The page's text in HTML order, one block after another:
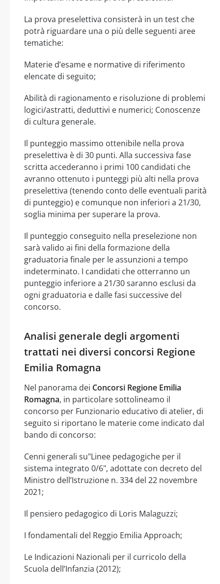
La prova preselettiva consisterà in un test che
potrà riguardare una o più delle seguenti aree
tematiche:
Materie d’esame e normative di riferimento
elencate di seguito;
Abilità di ragionamento e risoluzione di problemi
logici/astratti, deduttivi e numerici; Conoscenze
di cultura generale.
Il punteggio massimo ottenibile nella prova
preselettiva è di 30 punti. Alla successiva fase
scritta accederanno i primi 100 candidati che
avranno ottenuto i punteggi più alti nella prova
preselettiva (tenendo conto delle eventuali parità
di punteggio) e comunque non inferiori a 21/30,
soglia minima per superare la prova.
Il punteggio conseguito nella preselezione non
sarà valido ai fini della formazione della
graduatoria finale per le assunzioni a tempo
indeterminato. I candidati che otterranno un
punteggio inferiore a 21/30 saranno esclusi da
ogni graduatoria e dalle fasi successive del
concorso.
Analisi generale degli argomenti
trattati nei diversi concorsi Regione
Emilia Romagna
Nel panorama dei Concorsi Regione Emilia
Romagna, in particolare sottolineamo il
concorso per Funzionario educativo di atelier, di
seguito si riportano le materie come indicato dal
bando di concorso:
Cenni generali su"Linee pedagogiche per il
sistema integrato 0/6", adottate con decreto del
Ministro dell’Istruzione n. 334 del 22 novembre
2021;
Il pensiero pedagogico di Loris Malaguzzi;
I fondamentali del Reggio Emilia Approach;
Le Indicazioni Nazionali per il curricolo della
Scuola dell’Infanzia (2012);